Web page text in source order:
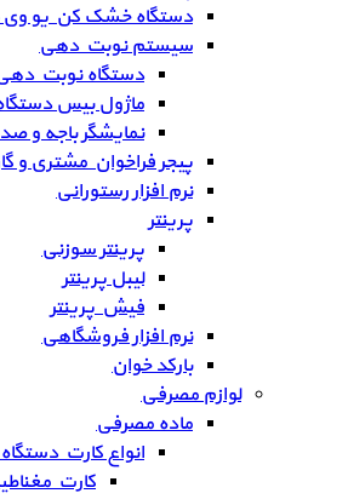
دستگاه خشک کن یو وی
سیستم نوبت دهی
دستگاه نوبت
ماژول بیس
نمایشگر باجه و
پیجر فراخوان مشتری و
نرم افزار رستورانی
پرینتر
پرینتر سوزنی
لیبل پرینتر
فیش پرینتر
نرم افزار فروشگاهی
بارکد خوان
لوازم مصرفی
ماده مصرفی
انواع کارت
کارت